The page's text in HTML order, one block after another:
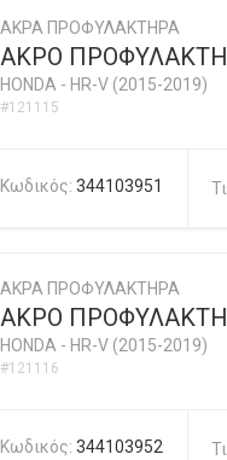
ΑΚΡΑ ΠΡΟΦΥΛΑΚΤΗΡΑ
ΑΚΡΟ
HONDA - HR-V (2015-2019)
#121115
Κωδικός: 344103951
ΑΚΡΑ ΠΡΟΦΥΛΑΚΤΗΡΑ
ΑΚΡΟ
HONDA - HR-V (2015-2019)
#121116
Κωδικός: 344103952